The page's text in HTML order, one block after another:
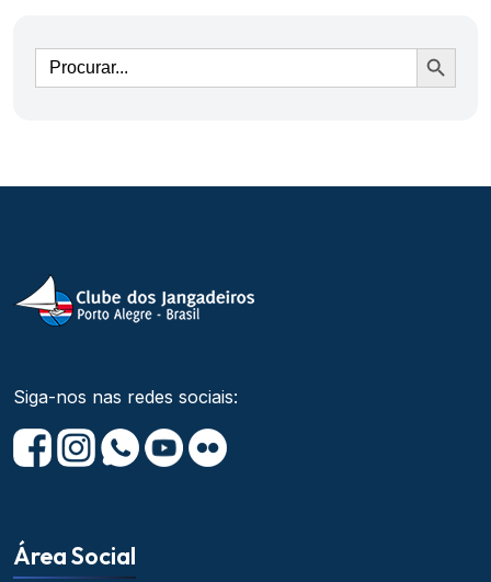
Ir
Siga-nos nas redes sociais:
Área Social